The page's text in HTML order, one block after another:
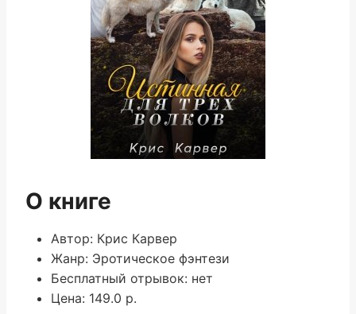
О книге
Автор: Крис Карвер
Жанр: Эротическое фэнтези
Бесплатный отрывок: нет
Цена: 149.0 р.